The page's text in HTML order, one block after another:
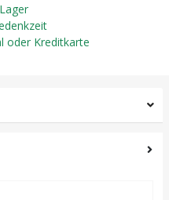
oder Kreditkarte